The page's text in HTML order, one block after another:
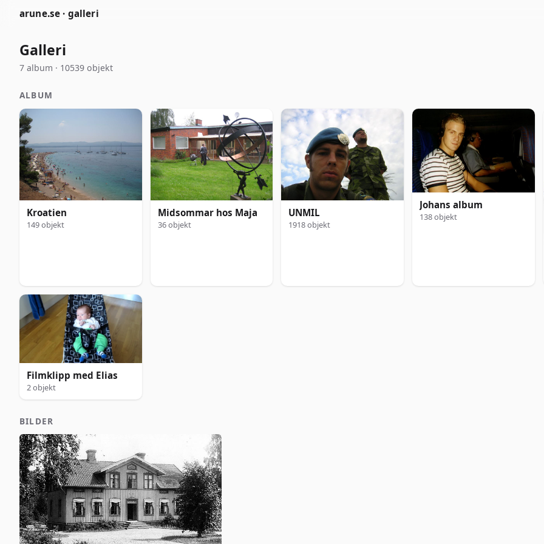
arune.se · galleri
Galleri
7 album · 10539 objekt
ALBUM
Kroatien
149 objekt
Midsommar hos Maja
36 objekt
UNMIL
1918 objekt
Johans album
138 objekt
Filmklipp med Elias
2 objekt
BILDER